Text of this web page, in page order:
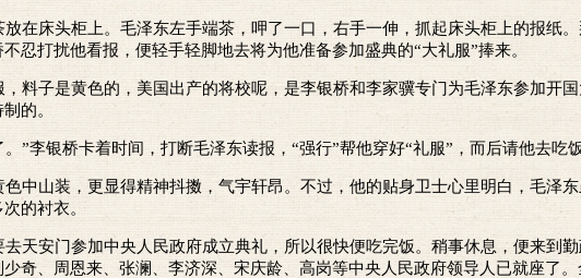
在床头柜上。毛泽东左手端茶，呷了一口，右手一伸，抓起床头柜上的报纸
忍打扰他看报，便轻手轻脚地去将为他准备参加盛典的“大礼服”捧来。
料子是黄色的，美国出产的将校呢，是李银桥和李家骥专门为毛泽东参加开
的。
”李银桥卡着时间，打断毛泽东读报，“强行”帮他穿好“礼服”，而后请他去吃
中山装，更显得精神抖擞，气宇轩昂。不过，他的贴身卫士心里明白，毛泽
的衬衣。
天安门参加中央人民政府成立典礼，所以很快便吃完饭。稍事休息，便来到
奇、周恩来、张澜、李济深、宋庆龄、高岗等中央人民政府领导人已就座了